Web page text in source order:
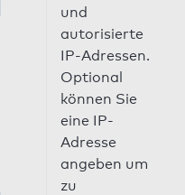
und
autorisierte
IP-Adressen.
Optional
können Sie
eine IP-
Adresse
angeben um
zu